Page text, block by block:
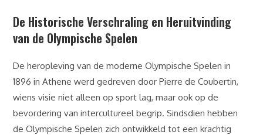
De Historische Verschraling en Heruitvinding
van de Olympische Spelen
De heropleving van de moderne Olympische Spelen in
1896 in Athene werd gedreven door Pierre de Coubertin,
wiens visie niet alleen op sport lag, maar ook op de
bevordering van intercultureel begrip. Sindsdien hebben
de Olympische Spelen zich ontwikkeld tot een krachtig